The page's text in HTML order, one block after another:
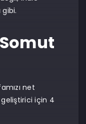
gibi.
net
geliştirici için 4